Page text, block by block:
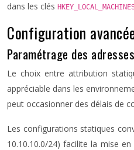
dans les clés
Configuration
Paramétrage des
Le choix entre attribution
appréciable dans les
peut occasionner des délais de
Les configurations statiques
10.10.10.0/24) facilite la mise